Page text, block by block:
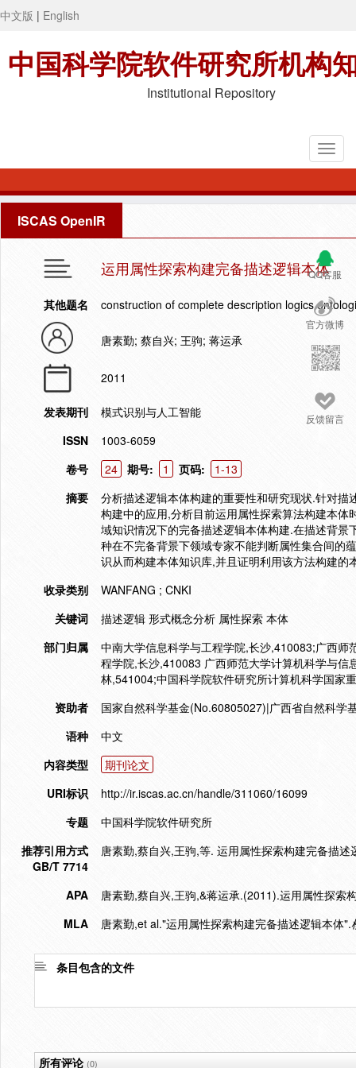
中文版 | English
中国科学院软件研究所机构
Institutional Repository
ISCAS OpenIR
QQ客服
官方微博
反馈留言
运用属性探索构建完备描述逻辑本体
其他题名 construction of complete description logics
唐素勤; 蔡自兴; 王驹; 蒋运承
2011
发表期刊
模式识别与人工智能
ISSN
1003-6059
卷号
24 期号: 1 页码:
1-13
摘要
分析描述逻辑本体构建的重要性和研究现状.针对
构建中的应用,分析目前运用属性探索算法构建本
域知识情况下的完备描述逻辑本体构建.在描述背
种在不完备背景下领域专家不能判断属性集合间的
识从而构建本体知识库,并且证明利用该方法构建的
收录类别
WANFANG ; CNKI
关键词
描述逻辑 形式概念分析 属性探索 本体
部门归属
中南大学信息科学与工程学院,长沙,410083;广西
程学院,长沙,410083 广西师范大学计算机科学与
林,541004;中国科学院软件研究所计算机科学国家
资助者
国家自然科学基金(No.60805027)|广西省自然科学
语种
中文
内容类型
期刊论文
URI标识
http://ir.iscas.ac.cn/handle/311060/16099
专题
中国科学院软件研究所
推荐引用方式
GB/T 7714
唐素勤,蔡自兴,王驹,等. 运用属性探索构建完备描
APA
唐素勤,蔡自兴,王驹,&蒋运承.(2011).运用属性探索
MLA
唐素勤,et al."运用属性探索构建完备描述逻辑本体".
条目包含的文件
所有评论(0)